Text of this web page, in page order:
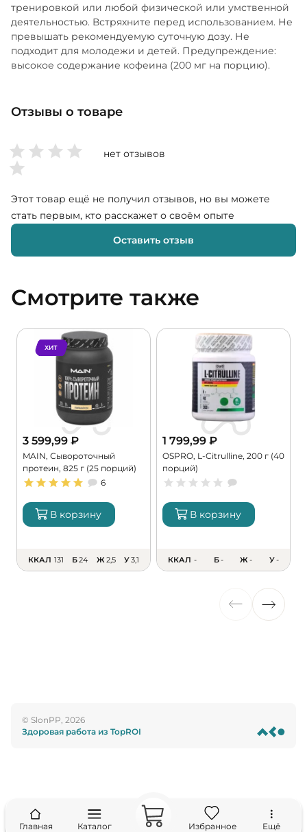
тренировкой или любой физической или умственной
деятельностью. Встряхните перед использованием. Не
превышать рекомендуемую суточную дозу. Не
подходит для молодежи и детей. Предупреждение:
высокое содержание кофеина (200 мг на порцию).
Отзывы о товаре
нет отзывов
Этот товар ещё не получил отзывов, но вы можете
стать первым, кто расскажет о своём опыте
Оставить отзыв
Смотрите также
ХИТ
3 599,99 ₽
MAIN, Сывороточный
протеин, 825 г (25 порций)
6
В корзину
ККАЛ 131 Б24 Ж 2,5 У3,1
1 799,99 ₽
OSPRO, L-Citrulline, 200 г (40
порций)
В корзину
ККАЛ - Б- Ж - У-
© SlonPP, 2026
Здоровая работа из TopROI
Главная Каталог Избранное Ещё